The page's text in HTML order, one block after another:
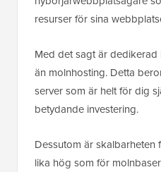
resurser för sina
Med det sagt är
än molnhosting. Detta
server som är helt för dig
betydande investering.
Dessutom är
lika hög som för